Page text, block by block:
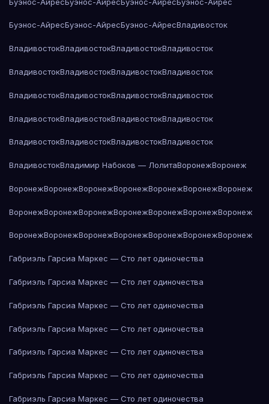
Буэнос-АйресБуэнос-АйресБуэнос-АйресВладивосток
ВладивостокВладивостокВладивостокВладивосток
ВладивостокВладивостокВладивостокВладивосток
ВладивостокВладивостокВладивостокВладивосток
ВладивостокВладивостокВладивостокВладивосток
ВладивостокВладивостокВладивостокВладивосток
ВладивостокВладимир Набоков — ЛолитаВоронежВоронеж
ВоронежВоронежВоронежВоронежВоронежВоронежВоронеж
ВоронежВоронежВоронежВоронежВоронежВоронежВоронеж
ВоронежВоронежВоронежВоронежВоронежВоронежВоронеж
Габриэль Гарсиа Маркес — Сто лет одиночества
Габриэль Гарсиа Маркес — Сто лет одиночества
Габриэль Гарсиа Маркес — Сто лет одиночества
Габриэль Гарсиа Маркес — Сто лет одиночества
Габриэль Гарсиа Маркес — Сто лет одиночества
Габриэль Гарсиа Маркес — Сто лет одиночества
Габриэль Гарсиа Маркес — Сто лет одиночества